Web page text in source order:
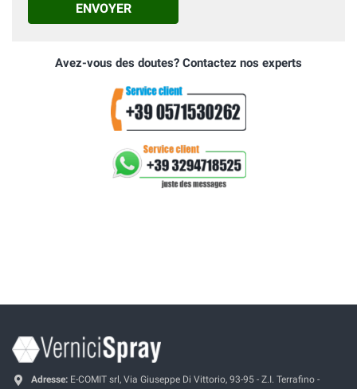
ENVOYER
Avez-vous des doutes? Contactez nos experts
Adresse: E-COMIT srl, Via Giuseppe Di Vittorio, 93-95 - Z.I. Terrafino -